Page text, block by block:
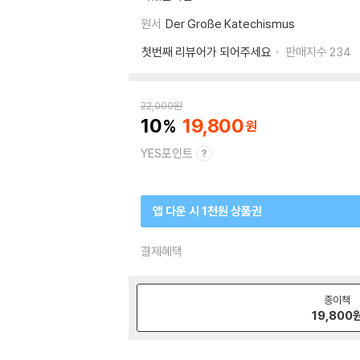
원서 Der Große Katechismus
첫번째 리뷰어가 되어주세요
판매지수 234
22,000원
10 19,800
YES포인트
앱 다운 시 1천원 상품권
결제혜택
종이책
19,800